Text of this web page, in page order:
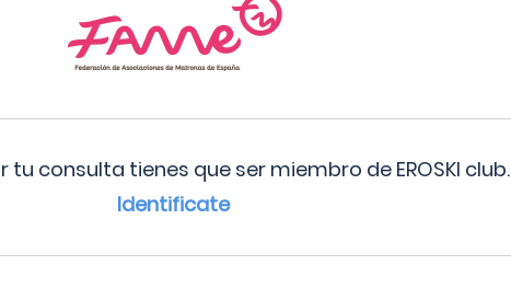
tu consulta tienes que ser miembro de EROSKI club.
Identificate